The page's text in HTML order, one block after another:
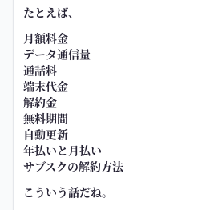
たとえば、
月額料金
データ通信量
通話料
端末代金
解約金
無料期間
自動更新
年払いと月払い
サブスクの解約方法
こういう話だね。